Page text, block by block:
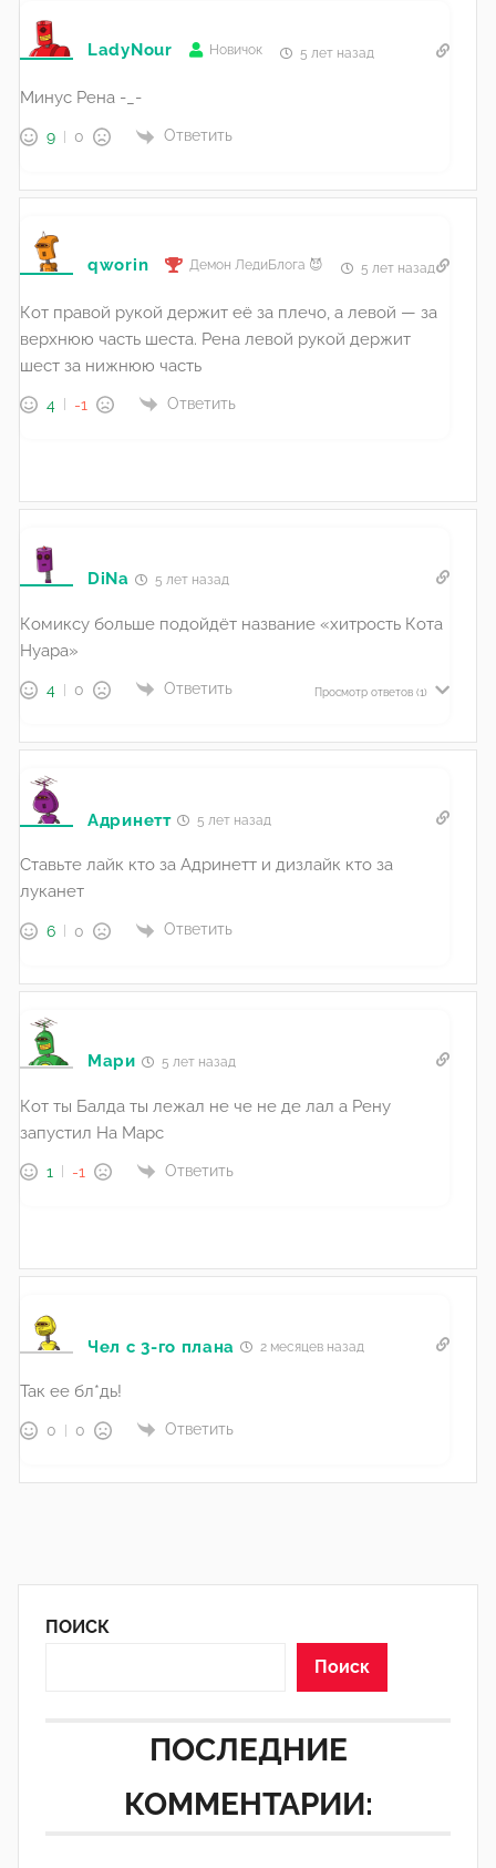
LadyNour Новичок 5 лет назад
Минус Рена -_-
9 0 Ответить
qworin Демон ЛедиБлога 😈 5 лет назад
Кот правой рукой держит её за плечо, а левой — за
верхнюю часть шеста. Рена левой рукой держит
шест за нижнюю часть
4 -1 Ответить
DiNa 5 лет назад
Комиксу больше подойдёт название «хитрость Кота
Нуара»
4 0 Ответить Просмотр ответов (1)
Адринетт 5 лет назад
Ставьте лайк кто за Адринетт и дизлайк кто за
луканет
6 0 Ответить
Мари 5 лет назад
Кот ты Балда ты лежал не че не де лал а Рену
запустил На Марс
1 -1 Ответить
Чел с 3-го плана 2 месяцев назад
Так ее бл*дь!
0 0 Ответить
ПОИСК
Поиск
ПОСЛЕДНИЕ
КОММЕНТАРИИ: